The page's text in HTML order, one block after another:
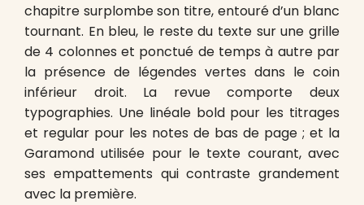
chapitre surplombe son titre, entouré d’un blanc
tournant. En bleu, le reste du texte sur une grille
de 4 colonnes et ponctué de temps à autre par
la présence de légendes vertes dans le coin
inférieur droit. La revue comporte deux
typographies. Une linéale bold pour les titrages
et regular pour les notes de bas de page ; et la
Garamond utilisée pour le texte courant, avec
ses empattements qui contraste grandement
avec la première.